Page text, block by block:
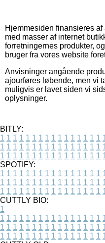
Hjemmesiden finansieres
med masser af internet
forretningernes produkter,
bruger fra vores website
Anvisninger angående
ajourføres løbende, men vi
muligvis er lavet siden vi
oplysninger.
BITLY:
1 1 1 1 1 1 1 1 1 1 1 1 1 1 1 1
1 1 1 1 1 1 1 1 1 1 1 1 1 1 1 1
1 1 1 1 1 1 1 1 1 1 1 1 1 1 1 1
SPOTIFY:
1 1 1 1 1 1 1 1 1 1 1 1 1 1 1 1
1 1 1 1 1 1 1 1 1 1 1 1 1 1 1 1
1 1 1 1 1 1 1 1 1 1 1 1 1 1 1 1
CUTTLY BIO:
1
1 1 1 1 1 1 1 1 1 1 1 1 1 1 1 1
1 1 1 1 1 1 1 1 1 1 1 1 1 1 1 1
1 1 1 1 1 1 1 1 1 1 1 1 1 1 1 1